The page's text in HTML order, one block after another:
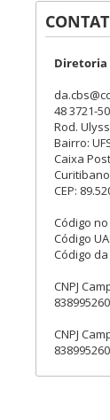
48 3721-
Rod.
Bairro:
Caixa
CEP:
Código no
Código
Código da
CNPJ
CNPJ